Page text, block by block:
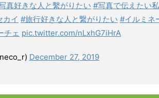
真好きな人と繫がりたい #写真で伝えたい
カイ #旅行好きな人と繋がりたい #イルミネ
チェ pic.twitter.com/nLxhG7iHrA
December 27, 2019